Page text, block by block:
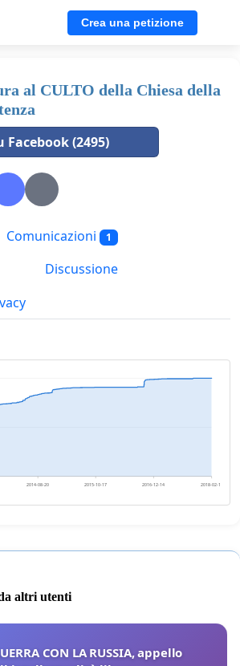
Crea una petizione
al CULTO della Chiesa della
Facebook (2495)
Comunicazioni 1
Discussione
2014-08-20 2015-10-17 2016-12-14 2018-02-11
altri utenti
CON LA RUSSIA, appello